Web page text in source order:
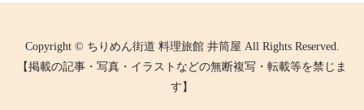
Copyright © ちりめん街道 料理旅館 井筒屋 All Rights Reserved.
【掲載の記事・写真・イラストなどの無断複写・転載等を禁じま
す】